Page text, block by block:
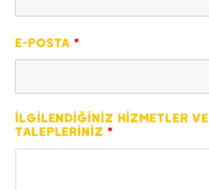
E-POSTA*
İLGILENDIĞINIZ HIZMETLER VE
TALEPLERINIZ *